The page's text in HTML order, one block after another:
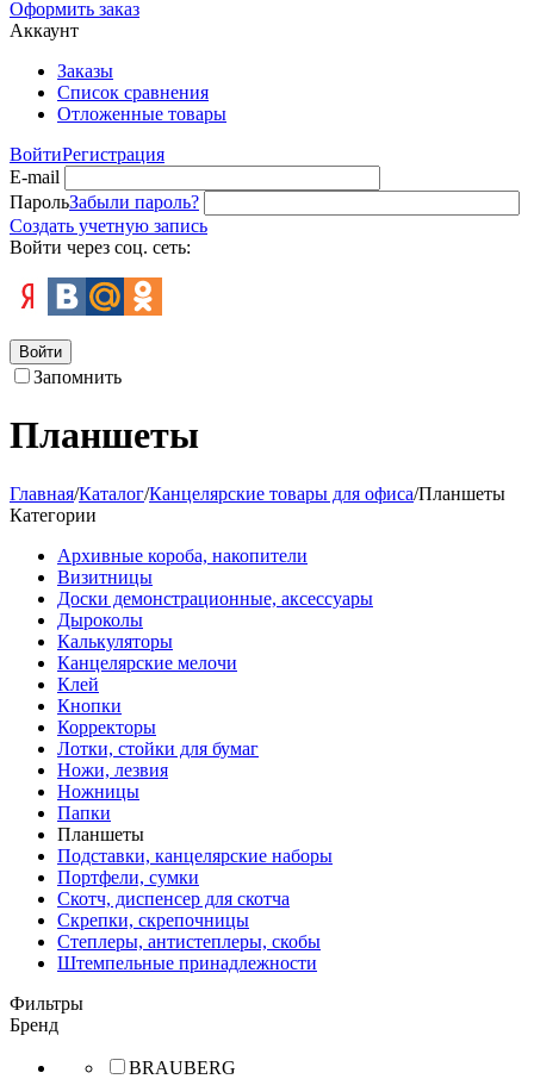
Оформить заказ
Аккаунт
Заказы
Список сравнения
Отложенные товары
ВойтиРегистрация
E-mail
ПарольЗабыли пароль?
Создать учетную запись
Войти через соц. сеть:
Войти
Запомнить
Планшеты
Главная/Каталог/Канцелярские товары для офиса/Планшеты
Категории
Архивные короба, накопители
Визитницы
Доски демонстрационные, аксессуары
Дыроколы
Калькуляторы
Канцелярские мелочи
Клей
Кнопки
Корректоры
Лотки, стойки для бумаг
Ножи, лезвия
Ножницы
Папки
Планшеты
Подставки, канцелярские наборы
Портфели, сумки
Скотч, диспенсер для скотча
Скрепки, скрепочницы
Степлеры, антистеплеры, скобы
Штемпельные принадлежности
Фильтры
Бренд
BRAUBERG